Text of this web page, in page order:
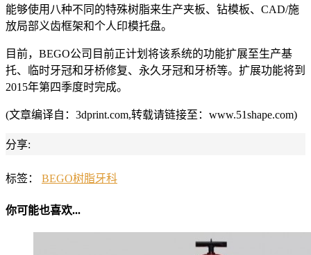
能够使用八种不同的特殊树脂来生产夹板、钻模板、CAD/施
放局部义齿框架和个人印模托盘。
目前，BEGO公司目前正计划将该系统的功能扩展至生产基
托、临时牙冠和牙桥修复、永久牙冠和牙桥等。扩展功能将到
2015年第四季度时完成。
(文章编译自：3dprint.com,转载请链接至：www.51shape.com)
分享:
标签： BEGO树脂牙科
你可能也喜欢...